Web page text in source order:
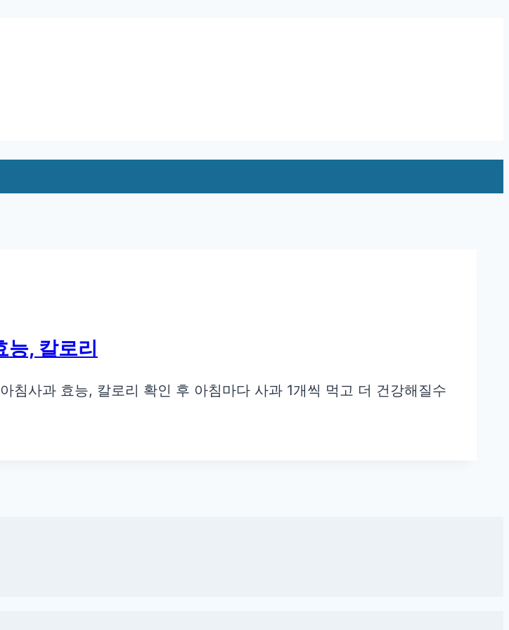
능, 칼로리
침사과 효능, 칼로리 확인 후 아침마다 사과 1개씩 먹고 더 건강해질수